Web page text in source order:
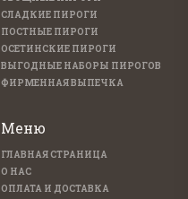
СЛАДКИЕ ПИРОГИ
ПОСТНЫЕ ПИРОГИ
ОСЕТИНСКИЕ ПИРОГИ
ВЫГОДНЫЕ НАБОРЫ ПИРОГОВ
ФИРМЕННАЯ ВЫПЕЧКА
Меню
ГЛАВНАЯ СТРАНИЦА
О НАС
ОПЛАТА И ДОСТАВКА